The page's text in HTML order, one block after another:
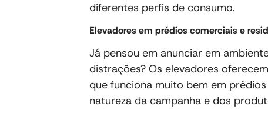
diferentes perfis de consumo.
Elevadores em prédios comerciais e
Já pensou em anunciar em
distrações? Os elevadores
que funciona muito bem em
natureza da campanha e dos